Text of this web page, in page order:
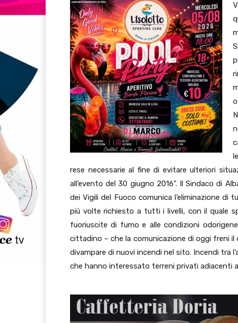
rese necessarie al fine di evitare ulteriori
all’evento del 30 giugno 2016”. Il Sindaco di
dei Vigili del Fuoco comunica l’eliminazione
più volte richiesto a tutti i livelli, con il quale
fuoriuscite di fumo e alle condizioni
cittadino – che la comunicazione di oggi freni
divampare di nuovi incendi nel sito. Incendi tra
che hanno interessato terreni privati adiacenti